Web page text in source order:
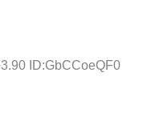
ID:GbCCoeQF0